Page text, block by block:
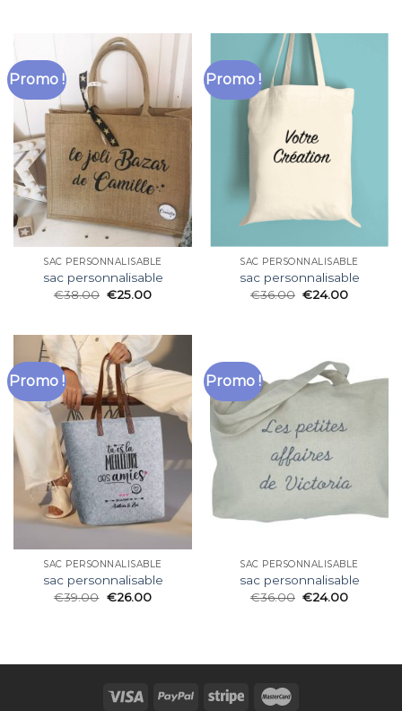
Promo !
SAC PERSONNALISABLE
sac personnalisable
€38.00 €25.00
Promo !
SAC PERSONNALISABLE
sac personnalisable
€36.00 €24.00
Promo !
SAC PERSONNALISABLE
sac personnalisable
€39.00 €26.00
Promo !
SAC PERSONNALISABLE
sac personnalisable
€36.00 €24.00